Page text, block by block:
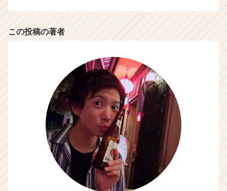
この投稿の著者